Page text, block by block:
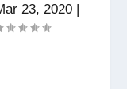
23, 2020|